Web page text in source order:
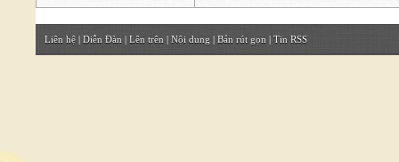
Liên hệ | Diễn Đàn | Lên trên | Nội dung | Bản rút gọn | Tin RSS